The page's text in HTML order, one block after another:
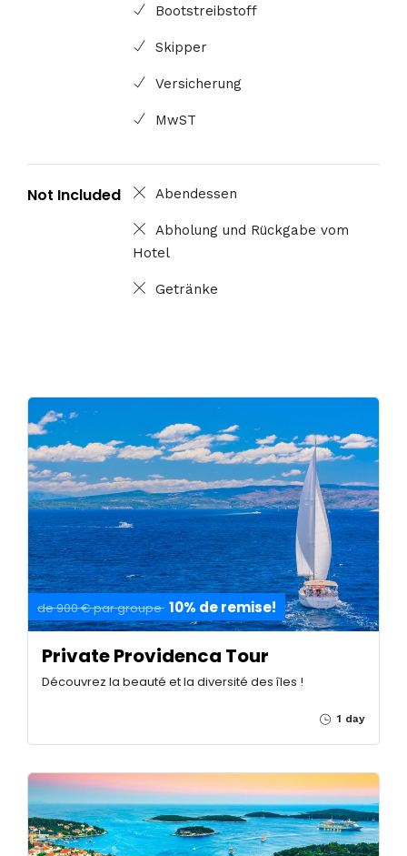
Bootstreibstoff
Skipper
Versicherung
MwST
Not Included Abendessen
Abholung und Rückgabe vom
Hotel
Getränke
de 900 € par groupe 10% de remise!
Private Providenca Tour
Découvrez la beauté et la diversité des îles !
1 day